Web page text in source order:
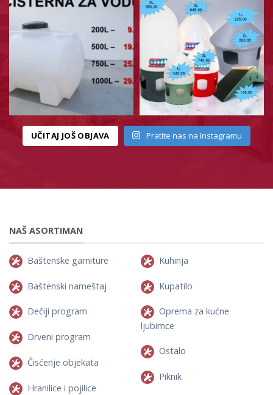
UČITAJ JOŠ OBJAVA Pratite nas na Instagramu
NAŠ ASORTIMAN
Baštenske garniture
Baštenski nameštaj
Dečiji program
Drveni program
Čisćenje objekata
Hranilice i pojilice
Kuhinja
Kupatilo
Oprema za kućne
ljubimce
Ostalo
Piknik